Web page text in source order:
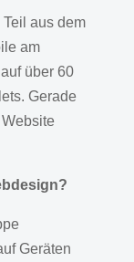
aus dem
am
über 60
Gerade
Geräten